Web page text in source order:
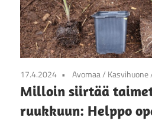
17.4.2024 Avomaa/ Kasvihuone
Milloin siirtää
ruukkuun: Helppo